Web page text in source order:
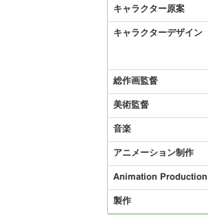
キャラクター原案
キャラクターデザイン
総作画監督
美術監督
音楽
アニメーション制作
Animation Production
製作